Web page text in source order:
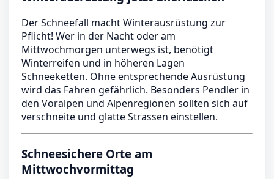
Der Schneefall macht Winterausrüstung zur
Pflicht! Wer in der Nacht oder am
Mittwochmorgen unterwegs ist, benötigt
Winterreifen und in höheren Lagen
Schneeketten. Ohne entsprechende Ausrüstung
wird das Fahren gefährlich. Besonders Pendler in
den Voralpen und Alpenregionen sollten sich auf
verschneite und glatte Strassen einstellen.
Schneesichere Orte am
Mittwochvormittag